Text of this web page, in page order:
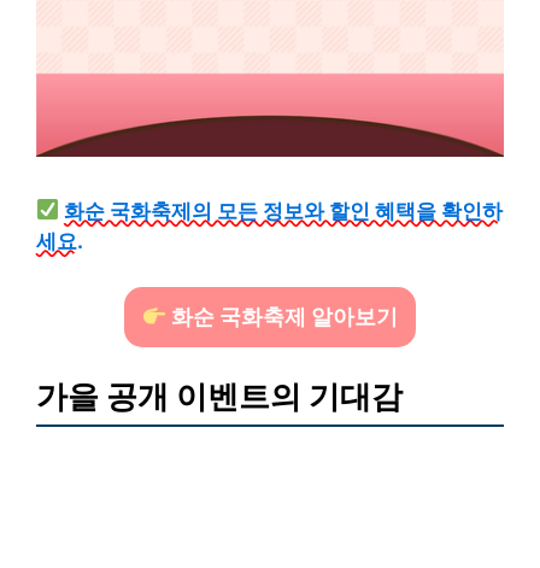
화순 국화축제의 모든 정보와 할인 혜택을 확인하
세요.
화순 국화축제 알아보기
가을 공개 이벤트의 기대감